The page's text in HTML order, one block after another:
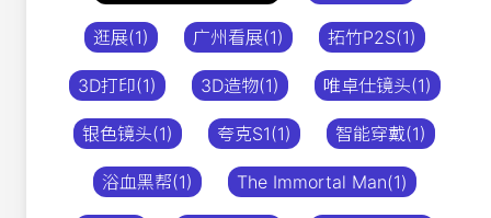
逛展(1) 广州看展(1) 拓竹P2S(1)
3D打印(1) 3D造物(1) 唯卓仕镜头(1)
银色镜头(1) 夸克S1(1) 智能穿戴(1)
浴血黑帮(1) The Immortal Man(1)